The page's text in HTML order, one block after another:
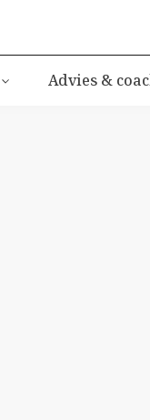
Advies &